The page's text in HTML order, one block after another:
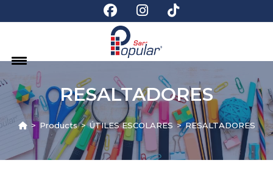
RESALTADORES
> Products > ÚTILES ESCOLARES > RESALTADORES